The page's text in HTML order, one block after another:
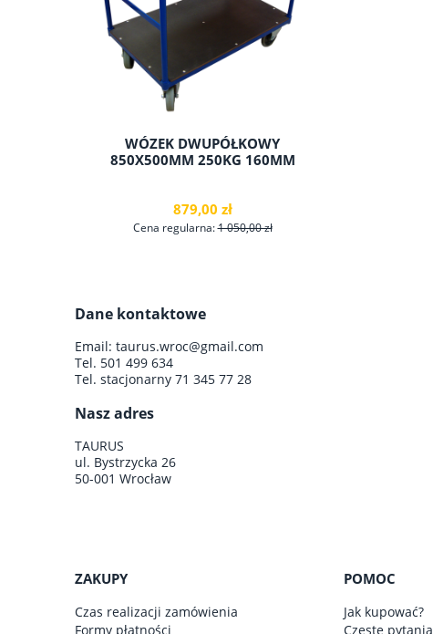
WÓZEK DWUPÓŁKOWY
850X500MM 250KG 160MM
879,00 zł
Cena regularna:1 050,00 zł
do koszyka
Dane kontaktowe
Email: taurus.wroc@gmail.com
Tel. 501 499 634
Tel. stacjonarny 71 345 77 28
Nasz adres
TAURUS
ul. Bystrzycka 26
50-001 Wrocław
ZAKUPY
Czas realizacji zamówienia
Formy płatności
POMOC
Jak kupować?
Częste pytania